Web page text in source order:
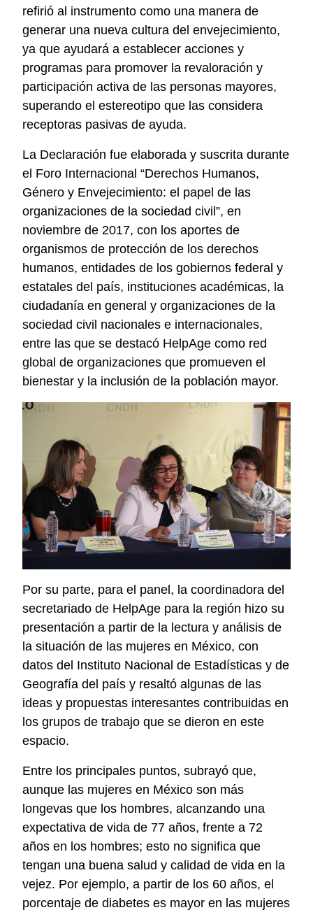
refirió al instrumento como una manera de
generar una nueva cultura del envejecimiento,
ya que ayudará a establecer acciones y
programas para promover la revaloración y
participación activa de las personas mayores,
superando el estereotipo que las considera
receptoras pasivas de ayuda.
La Declaración fue elaborada y suscrita durante
el Foro Internacional “Derechos Humanos,
Género y Envejecimiento: el papel de las
organizaciones de la sociedad civil”, en
noviembre de 2017, con los aportes de
organismos de protección de los derechos
humanos, entidades de los gobiernos federal y
estatales del país, instituciones académicas, la
ciudadanía en general y organizaciones de la
sociedad civil nacionales e internacionales,
entre las que se destacó HelpAge como red
global de organizaciones que promueven el
bienestar y la inclusión de la población mayor.
Por su parte, para el panel, la coordinadora del
secretariado de HelpAge para la región hizo su
presentación a partir de la lectura y análisis de
la situación de las mujeres en México, con
datos del Instituto Nacional de Estadísticas y de
Geografía del país y resaltó algunas de las
ideas y propuestas interesantes contribuidas en
los grupos de trabajo que se dieron en este
espacio.
Entre los principales puntos, subrayó que,
aunque las mujeres en México son más
longevas que los hombres, alcanzando una
expectativa de vida de 77 años, frente a 72
años en los hombres; esto no significa que
tengan una buena salud y calidad de vida en la
vejez. Por ejemplo, a partir de los 60 años, el
porcentaje de diabetes es mayor en las mujeres